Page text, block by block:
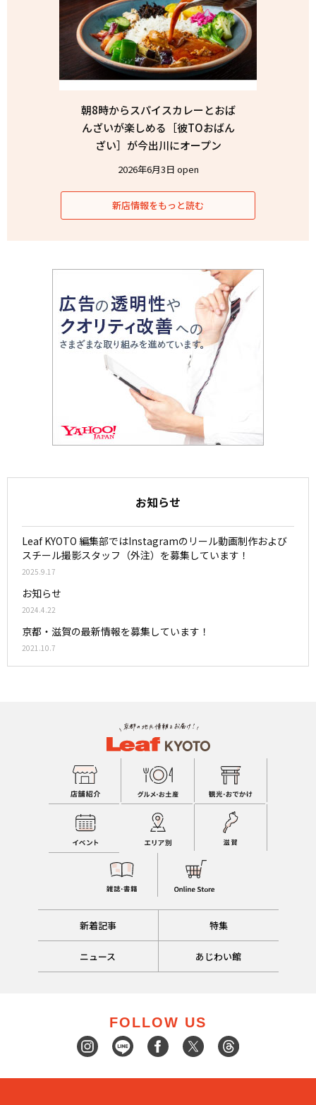
朝8時からスパイスカレーとおば
んざいが楽しめる［彼TOおばん
ざい］が今出川にオープン
2026年6月3日 open
新店情報をもっと読む
お知らせ
Leaf KYOTO 編集部ではInstagramのリール動画制作および
スチール撮影スタッフ（外注）を募集しています！
2025.9.17
お知らせ
2024.4.22
京都・滋賀の最新情報を募集しています！
2021.10.7
新着記事 特集
ニュース あじわい館
FOLLOW US